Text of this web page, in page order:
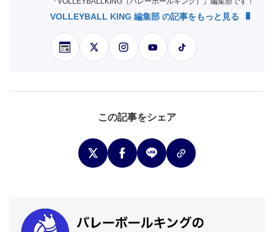
VOLLEYBALL KING 編集部 の記事をもっと見る
この記事をシェア